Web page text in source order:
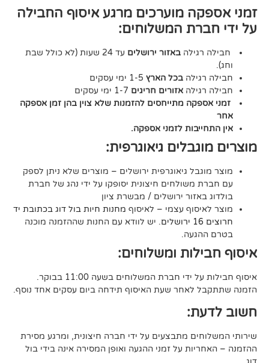
מוערכים מרגע איסוף החבילה
המשלוחים:
באזור ירושלים עד 24 שעות (לא כולל שבת
בכל הארץ1-5 ימי עסקים
אזורים חריגים1-7 ימי עסקים
מתייחסים להזמנות שלא צוין בהן זמן אספקה
לזמני אספקה.
גיאוגרפית:
גיאוגרפית ירושלים – מוצרים שלא ניתן לספק
חיצונית יסופקו על ידי נהג של חברת
ירושלים / מבשרת ציון
עצמי – לאיסוףמחנות חיות בול דוג בכתובת יד
. יש לוודא עם החנות שההזמנה מוכנה
ומשלוחים:
חברת המשלוחים בשעה 11:00 בבוקר.
לאחר שעת האיסוף תידחה ביום עסקים אחד נוסף.
מתבצעים על ידי חברה חיצונית, ומרגע מסירת
על זמני ההגעה ואופן המסירה אינה בידי בול